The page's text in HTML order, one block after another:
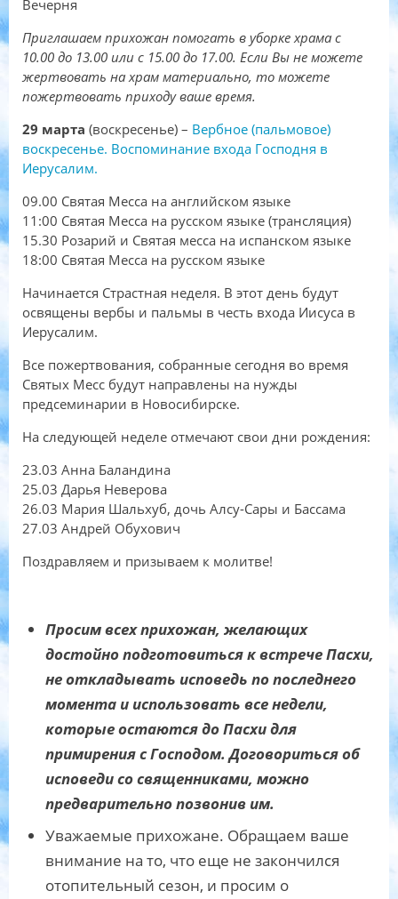
Вечерня
Приглашаем прихожан помогать в уборке храма с
10.00 до 13.00 или с 15.00 до 17.00. Если Вы не можете
жертвовать на храм материально, то можете
пожертвовать приходу ваше время.
29 марта (воскресенье) – Вербное (пальмовое)
воскресенье. Воспоминание входа Господня в
Иерусалим.
09.00 Святая Месса на английском языке
11:00 Святая Месса на русском языке (трансляция)
15.30 Розарий и Святая месса на испанском языке
18:00 Святая Месса на русском языке
Начинается Страстная неделя. В этот день будут
освящены вербы и пальмы в честь входа Иисуса в
Иерусалим.
Все пожертвования, собранные сегодня во время
Святых Месс будут направлены на нужды
предсеминарии в Новосибирске.
На следующей неделе отмечают свои дни рождения:
23.03 Анна Баландина
25.03 Дарья Неверова
26.03 Мария Шальхуб, дочь Алсу-Сары и Бассама
27.03 Андрей Обухович
Поздравляем и призываем к молитве!
Просим всех прихожан, желающих
достойно подготовиться к встрече Пасхи,
не откладывать исповедь по последнего
момента и использовать все недели,
которые остаются до Пасхи для
примирения с Господом. Договориться об
исповеди со священниками, можно
предварительно позвонив им.
Уважаемые прихожане. Обращаем ваше
внимание на то, что еще не закончился
отопительный сезон, и просим о